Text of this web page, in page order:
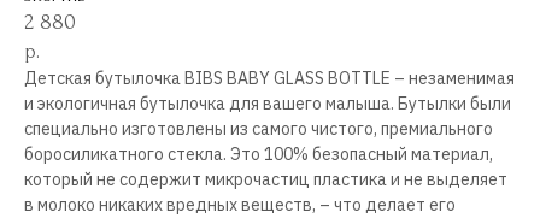
2 880
р.
Детская бутылочка BIBS BABY GLASS BOTTLE – незаменимая
и экологичная бутылочка для вашего малыша. Бутылки были
специально изготовлены из самого чистого, премиального
боросиликатного стекла. Это 100% безопасный материал,
который не содержит микрочастиц пластика и не выделяет
в молоко никаких вредных веществ, – что делает его